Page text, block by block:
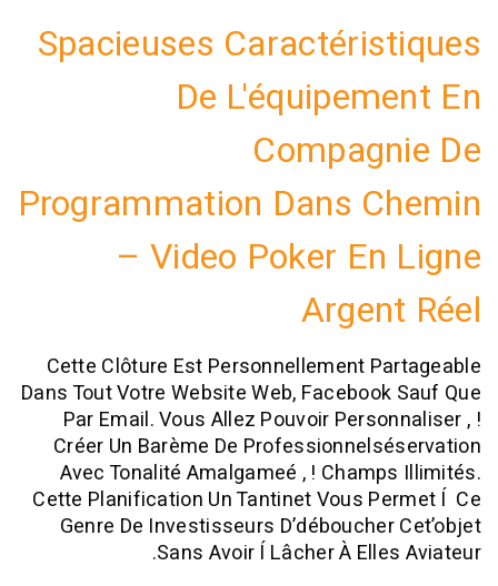
Spacieuses
De
Programmation Dans
– Video Poker
Cette Clôture Est Personnellement
Dans Tout Votre Website Web,
Par Email. Vous Allez Pouvoir
Créer Un Barème De
Avec Tonalité Amalgameé , !
Cette Planification Un Tantinet Vous
Genre De Investisseurs
Sans Avoir Í Lâcher À